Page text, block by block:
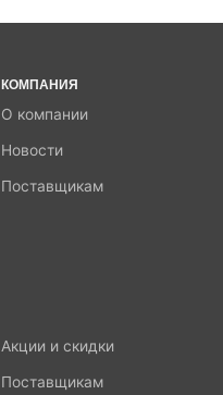
КОМПАНИЯ
О компании
Новости
Поставщикам
Акции и скидки
Поставщикам